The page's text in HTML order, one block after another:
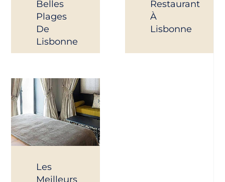
Belles
Plages
De
Lisbonne
Restaurant
À
Lisbonne
Les
Meilleurs